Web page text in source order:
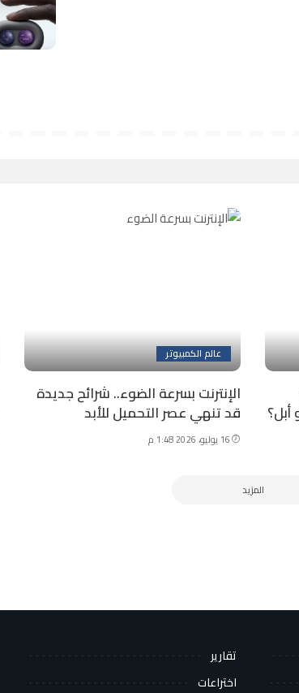
عالم الكمبيوتر
الإنترنت بسرعة الضوء.. شرائح جديدة
قد تنهي عصر التحميل للأبد
16 يوليو، 2026 1:48 م
المزيد
تقارير
اختراعات